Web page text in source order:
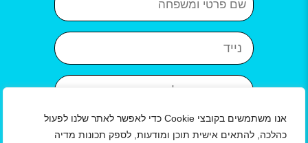
אנו משתמשים בקובצי Cookie כדי לאפשר לאתר שלנו לפעול
כהלכה, להתאים אישית תוכן ומודעות, לספק תכונות מדיה
נייד
כתובת אימייל
איזור
עיר